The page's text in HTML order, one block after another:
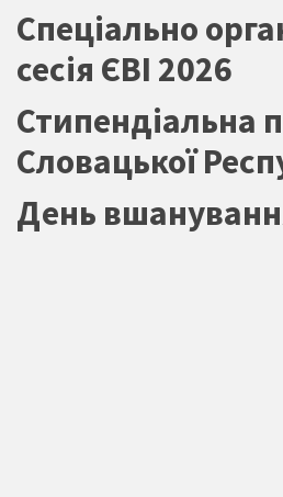
Спеціально
сесія ЄВІ 2026
Стипендіальна
Словацької
День